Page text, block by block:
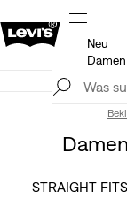
Neu
Damen
Levi’s®
STRAIGHT